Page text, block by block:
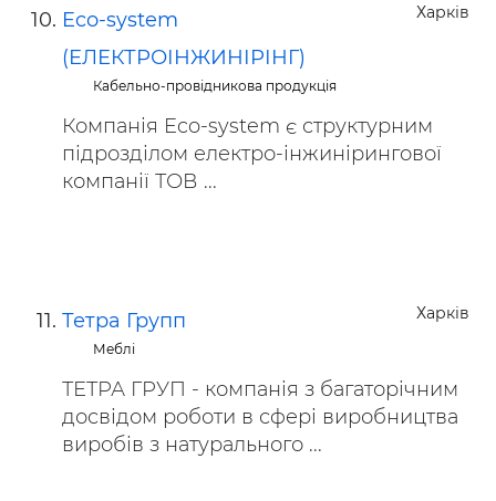
Харків
Eco-system
(ЕЛЕКТРОІНЖИНІРІНГ)
Кабельно-провідникова продукція
Компанія Eco-system є структурним
підрозділом електро-інжинірингової
компанії ТОВ ...
Харків
Тетра Групп
Меблі
ТЕТРА ГРУП - компанія з багаторічним
досвідом роботи в сфері виробництва
виробів з натурального ...